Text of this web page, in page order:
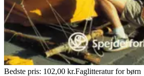
Bedste pris: 102,00 kr.Faglitteratur for børn